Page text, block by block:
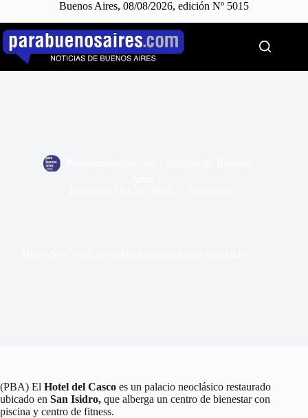
Buenos Aires, 08/08/2026, edición Nº 5015
Saltar
contenido
(PBA) El Hotel del Casco es un palacio neoclásico restaurado
ubicado en San Isidro, que alberga un centro de bienestar con
piscina y centro de fitness.